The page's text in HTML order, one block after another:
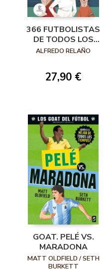
366 FUTBOLISTAS
DE TODOS LOS
TIEMPOS QUE HAN
ALFREDO RELAÑO
27,90 €
GOAT. PELÉ VS.
MARADONA
MATT OLDFIELD / SETH
BURKETT